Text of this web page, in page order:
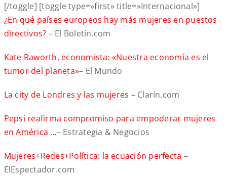
[/toggle] [toggle type=»first» title=»Internacional»]
¿En qué países europeos hay más mujeres en puestos
directivos? – El Boletín.com
Kate Raworth, economista: «Nuestra economía es el
tumor del planeta»– El Mundo
La city de Londres y las mujeres – Clarín.com
Pepsi reafirma compromiso para empoderar mujeres
en América …– Estrategia & Negocios
Mujeres+Redes+Política: la ecuación perfecta –
ElEspectador.com